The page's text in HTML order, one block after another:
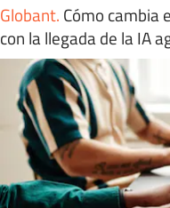
Globant. Cómo cambia
con la llegada de la IA